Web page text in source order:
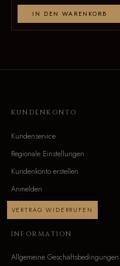
IN DEN WARENKORB
KUNDENKONTO
Kundenservice
Regionale Einstellungen
Kundenkonto erstellen
Anmelden
VERTRAG WIDERRUFEN
INFORMATION
Allgemeine